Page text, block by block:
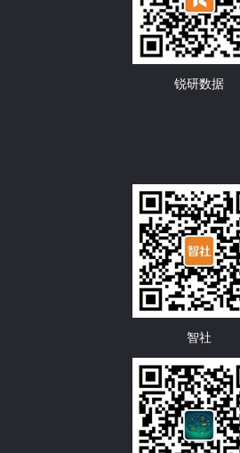
锐研数据
智社